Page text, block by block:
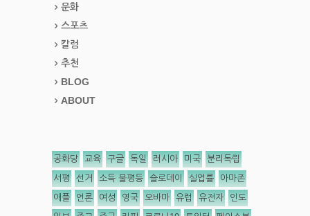
문화
스포츠
칼럼
추천
BLOG
ABOUT
공화당 교육 구글 독일 러시아 미국 분리독립
서평 선거 소득 불평등 슬로데이 실업률 아마존
애플 언론 여성 영국 오바마 유럽 유전자 인도